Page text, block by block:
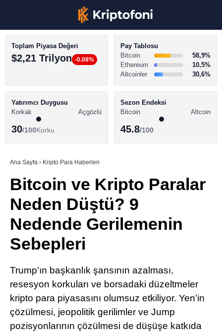
Youtube
BİTCOİN HABERLERİ
ALTCOİN HABERLERİ
SÖZLÜK
Toplam Piyasa Değeri
$2,21 Trilyon -0.08%
Pay Tablosu
Bitcoin
58,9%
Ethereum
10,5%
Altcoinler
30,6%
Yatırımcı Duygusu
Korkak
Açgözlü
30/100Korku
Sezon Endeksi
Bitcoin
Altcoin
45.8/100
Ana Sayfa › Kripto Para Haberleri
Bitcoin ve Kripto Paralar
Neden Düştü? 9
Nedende Gerilemenin
Sebepleri
Trump’ın başkanlık şansının azalması,
resesyon korkuları ve borsadaki düzeltmeler
kripto para piyasasını olumsuz etkiliyor. Yen’in
çözülmesi, jeopolitik gerilimler ve Jump
pozisyonlarının çözülmesi de düşüşe katkıda